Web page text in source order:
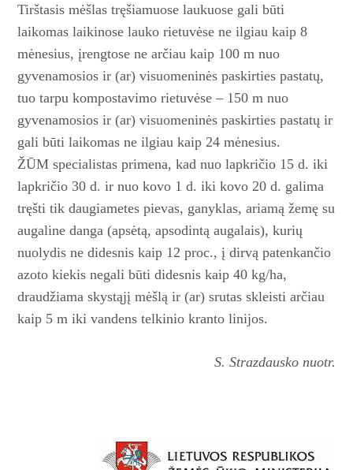
Tirštasis mėšlas tręšiamuose laukuose gali būti
laikomas laikinose lauko rietuvėse ne ilgiau kaip 8
mėnesius, įrengtose ne arčiau kaip 100 m nuo
gyvenamo­sios ir (ar) visuomeninės paskirties pa­statų,
tuo tarpu kom­postavimo rietuvėse – 150 m nuo
gyvenamosios ir (ar) vi­suomeninės pa­skirties pastatų ir
gali būti laikomas ne ­ilgiau kaip 24 mėnesius.
ŽŪM specialistas primena, kad nuo lapkričio 15 d. iki
lapkričio 30 d. ir nuo kovo 1 d. iki kovo 20 d. galima
tręšti tik daugiametes pievas, ganyklas, ariamą žemę su
augaline danga (apsėtą, apsodintą augalais), kurių
nuolydis ne didesnis kaip 12 proc., į dirvą patenkančio
azoto kiekis negali būti didesnis kaip 40 kg/ha,
draudžiama skystąjį mėšlą ir (ar) srutas ­skleisti arčiau
kaip 5 m iki vandens telkinio kranto linijos.
S. Strazdausko nuotr.